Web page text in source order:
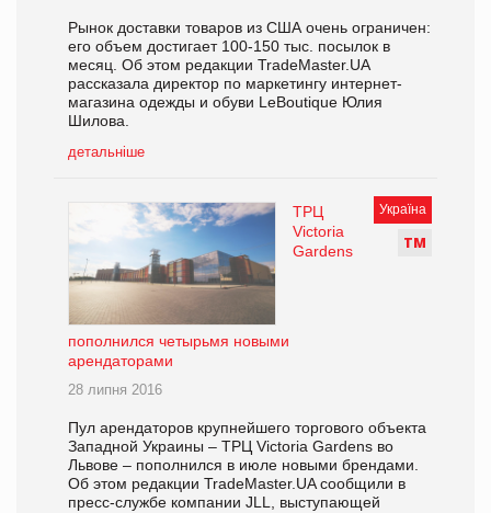
Рынок доставки товаров из США очень ограничен:
его объем достигает 100-150 тыс. посылок в
месяц. Об этом редакции TradeMaster.UA
рассказала директор по маркетингу интернет-
магазина одежды и обуви LeBoutique Юлия
Шилова.
детальніше
Україна
ТМ
ТРЦ
Victoria
Gardens
пополнился четырьмя новыми
арендаторами
28 липня 2016
Пул арендаторов крупнейшего торгового объекта
Западной Украины – ТРЦ Victoria Gardens во
Львове – пополнился в июле новыми брендами.
Об этом редакции TradeMaster.UA сообщили в
пресс-службе компании JLL, выступающей